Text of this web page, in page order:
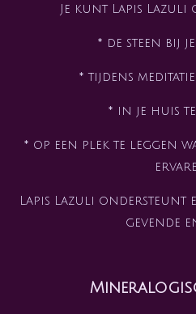
Je kunt Lapis
* de steen bij
* tijdens
* in je huis
* op een plek te leggen
Lapis Lazuli
gevende